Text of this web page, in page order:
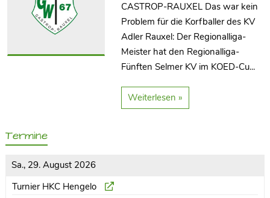
CASTROP-RAUXEL Das war kein
Problem für die Korfballer des KV
Adler Rauxel: Der Regionalliga-
Meister hat den Regionalliga-
Fünften Selmer KV im KOED-Cu...
Weiterlesen »
Termine
Sa., 29. August 2026
Turnier HKC Hengelo